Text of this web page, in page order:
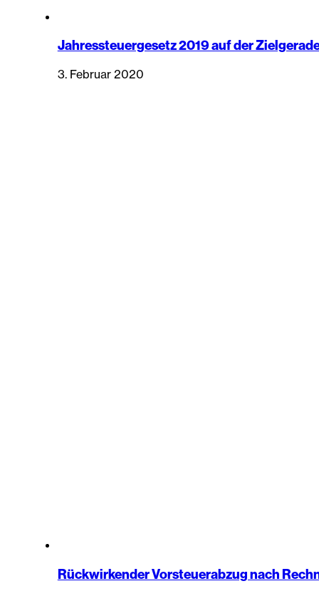
Jahressteuergesetz 2019 auf der
3. Februar 2020
Rückwirkender Vorsteuerabzug nach